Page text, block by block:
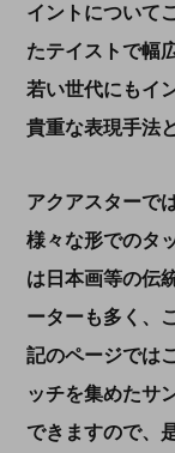
イントについて
たテイストで幅
若い世代にもイ
貴重な表現手法
アクアスターで
様々な形でのタ
は日本画等の伝
ーターも多く、
記のページでは
ッチを集めたサ
できますので、